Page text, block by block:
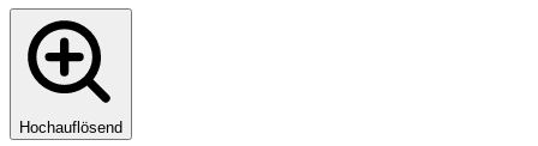
Hochauflösend